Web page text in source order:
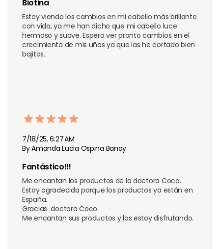
Biotina
Estoy viendo los cambios en mi cabello más brillante
con vida, ya me han dicho que mi cabello luce
hermoso y suave. Espero ver pronto cambios en el
crecimiento de mis uñas ya que las he cortado bien
bajitas.
7/18/25, 6:27 AM
By Amanda Lucia Ospina Banoy
Fantástico!!!
Me encantan los productos de la doctora Coco.
Estoy agradecida porque los productos ya están en
España.
Gracias  doctora Coco.